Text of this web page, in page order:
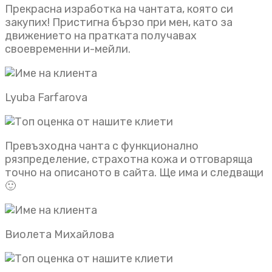
Прекрасна изработка на чантата, която си
закупих! Пристигна бързо при мен, като за
движението на пратката получавах
своевременни и-мейли.
Lyuba Farfarova
Превъзходна чанта с функционално
рязпределение, страхотна кожа и отговаряща
точно на описаното в сайта. Ще има и следващи
🙂
Виолета Михайлова